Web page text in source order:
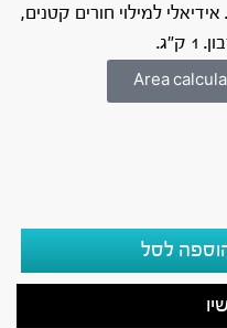
למילוי חורים קטנים,
Area
לסל